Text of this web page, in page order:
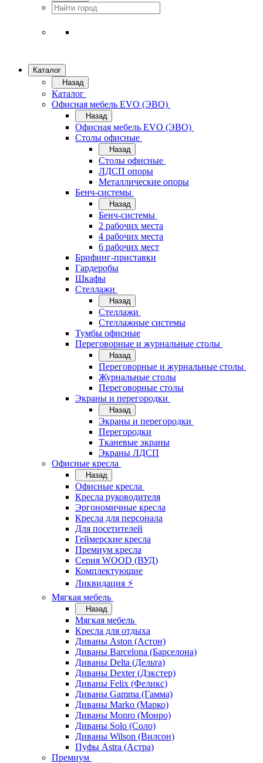
Каталог
Назад
Каталог
Офисная мебель EVO (ЭВО)
Назад
Офисная мебель EVO (ЭВО)
Cтолы офисные
Назад
Cтолы офисные
ЛДСП опоры
Металлические опоры
Бенч-системы
Назад
Бенч-системы
2 рабочих места
4 рабочих места
6 рабочих мест
Брифинг-приставки
Гардеробы
Шкафы
Стеллажи
Назад
Стеллажи
Стеллажные системы
Тумбы офисные
Переговорные и журнальные столы
Назад
Переговорные и журнальные столы
Журнальные столы
Переговорные столы
Экраны и перегородки
Назад
Экраны и перегородки
Перегородки
Тканевые экраны
Экраны ЛДСП
Офисные кресла
Назад
Офисные кресла
Кресла руководителя
Эргономичные кресла
Кресла для персонала
Для посетителей
Геймерские кресла
Премиум кресла
Серия WOOD (ВУД)
Комплектующие
Ликвидация ⚡
Мягкая мебель
Назад
Мягкая мебель
Кресла для отдыха
Диваны Aston (Астон)
Диваны Barcelona (Барселона)
Диваны Delta (Дельта)
Диваны Dexter (Дэкстер)
Диваны Felix (Феликс)
Диваны Gamma (Гамма)
Диваны Marko (Марко)
Диваны Monro (Монро)
Диваны Solo (Соло)
Диваны Wilson (Вилсон)
Пуфы Astra (Астра)
Премиум